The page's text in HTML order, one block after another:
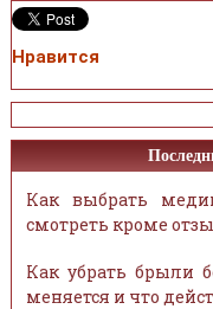
Нравится
Как выбрать
смотреть кроме
Как убрать брыли
меняется и что